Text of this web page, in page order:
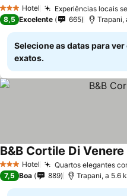
3 EstrelasHotel Experiências locais
8,5 Excelente 665 Trapani,
Selecione as datas para
exatos.
3 EstrelasHotel Quartos elegantes
B&B Cortile Di Venere
7,5 Boa 889 Trapani, a 5.6